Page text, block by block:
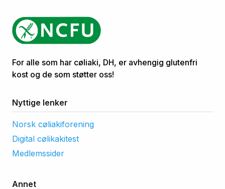
For alle som har cøliaki, DH, er avhengig glutenfri
kost og de som støtter oss!
Nyttige lenker
Norsk cøliakiforening
Digital cølikakitest
Medlemssider
Annet